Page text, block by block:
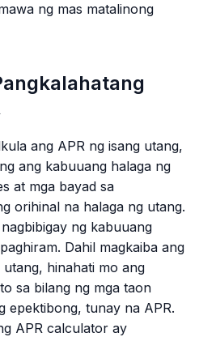
ng mas matalinong
ang APR ng isang utang,
ang kabuuang halaga ng
at mga bayad sa
orihinal na halaga ng utang.
ng kabuuang
Dahil magkaiba ang
hinahati mo ang
sa bilang ng mga taon
epektibong, tunay na APR.
APR calculator ay